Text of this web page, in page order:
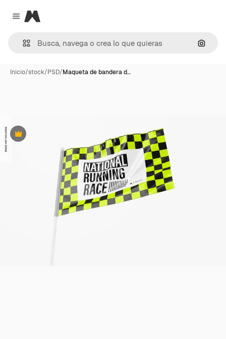
Close menu
Magnific
Inicio/stock/PSD/Maqueta de bandera d…
Premium